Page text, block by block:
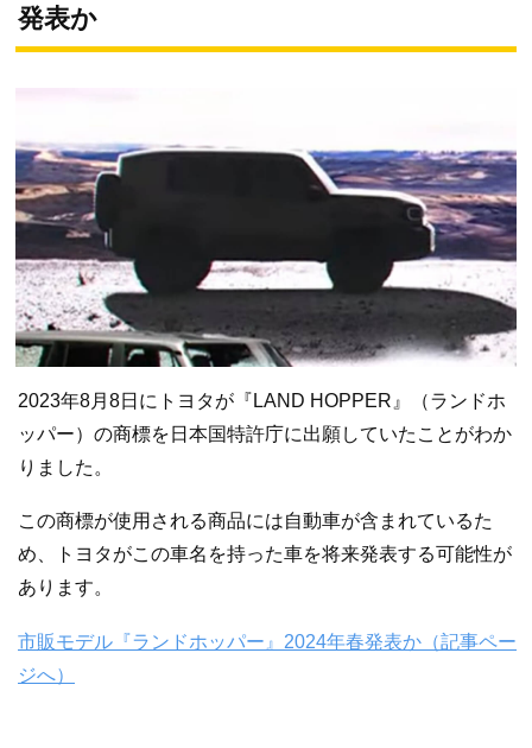
発表か
2023年8月8日にトヨタが『LAND HOPPER』（ランドホ
ッパー）の商標を日本国特許庁に出願していたことがわか
りました。
この商標が使用される商品には自動車が含まれているた
め、トヨタがこの車名を持った車を将来発表する可能性が
あります。
市販モデル『ランドホッパー』2024年春発表か（記事ペー
ジへ）